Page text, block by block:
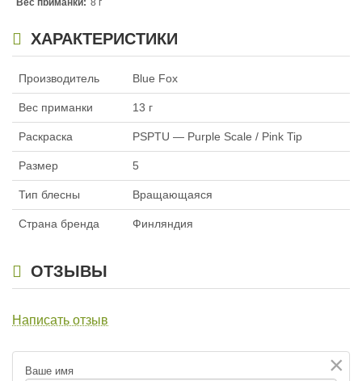
Вес приманки: 8 г
Размер:3
ХАРАКТЕРИСТИКИ
Производитель Blue Fox
Вес приманки 13 г
Раскраска PSPTU — Purple Scale / Pink Tip
Размер 5
Тип блесны Вращающаяся
Страна бренда Финляндия
ОТЗЫВЫ
Написать отзыв
×
Ваше имя